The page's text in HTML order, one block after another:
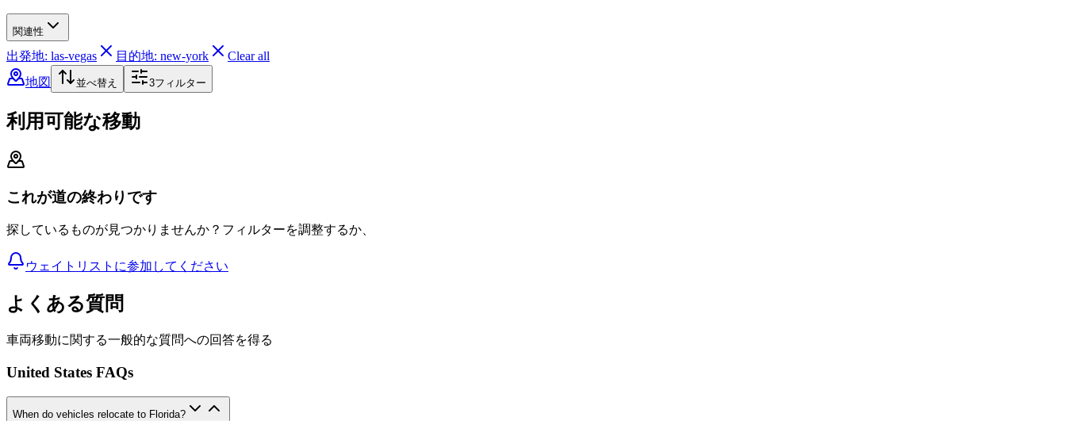
関連性
出発地: las-vegas 目的地: new-york
Clear all
地図
並べ替え 3フィルター
利用可能な移動
これが道の終わりです
探しているものが見つかりませんか？フィルターを調整するか、
ウェイトリストに参加してください
よくある質問
車両移動に関する一般的な質問への回答を得る
United States FAQs
When do vehicles relocate to Florida?